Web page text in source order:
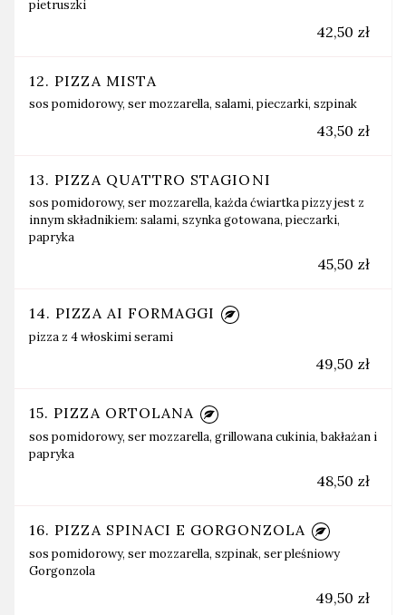
pietruszki
42,50 zł
12. PIZZA MISTA
sos pomidorowy, ser mozzarella, salami, pieczarki, szpinak
43,50 zł
13. PIZZA QUATTRO STAGIONI
sos pomidorowy, ser mozzarella, każda ćwiartka pizzy jest z
innym składnikiem: salami, szynka gotowana, pieczarki,
papryka
45,50 zł
14. PIZZA AI FORMAGGI
pizza z 4 włoskimi serami
49,50 zł
15. PIZZA ORTOLANA
sos pomidorowy, ser mozzarella, grillowana cukinia, bakłażan i
papryka
48,50 zł
16. PIZZA SPINACI E GORGONZOLA
sos pomidorowy, ser mozzarella, szpinak, ser pleśniowy
Gorgonzola
49,50 zł